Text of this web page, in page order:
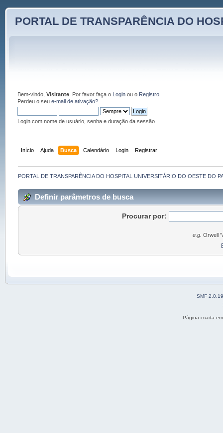
PORTAL DE TRANSPARÊNCIA DO
Bem-vindo, Visitante. Por favor faça o Loginou o Registro.
Perdeu o seu e-mail de ativação?
Login com nome de usuário, senha e duração da sessão
Início Ajuda Busca Calendário Login Registrar
PORTAL DE TRANSPARÊNCIA DO HOSPITAL UNIVERSITÁRIO DO OESTE DO
Definir parâmetros de busca
Procurar por:
e.g. Orwell
SMF 2.0.19
Página criada